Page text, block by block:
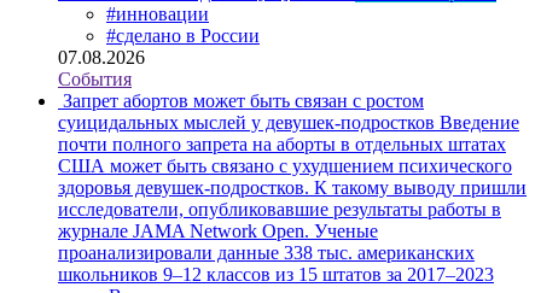
#инновации
#сделано в России
07.08.2026
События
Запрет абортов может быть связан с ростом
суицидальных мыслей у девушек-подростков Введение
почти полного запрета на аборты в отдельных штатах
США может быть связано с ухудшением психического
здоровья девушек-подростков. К такому выводу пришли
исследователи, опубликовавшие результаты работы в
журнале JAMA Network Open. Ученые
проанализировали данные 338 тыс. американских
школьников 9–12 классов из 15 штатов за 2017–2023